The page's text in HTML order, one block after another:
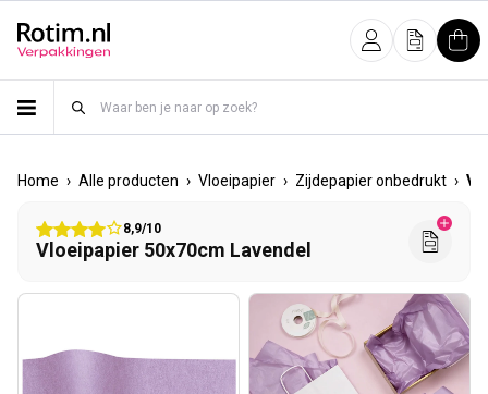
InloggenOfferte
Home › Alle producten › Vloeipapier › Zijdepapier onbedrukt ›
8,9/10
Vloeipapier 50x70cm Lavendel